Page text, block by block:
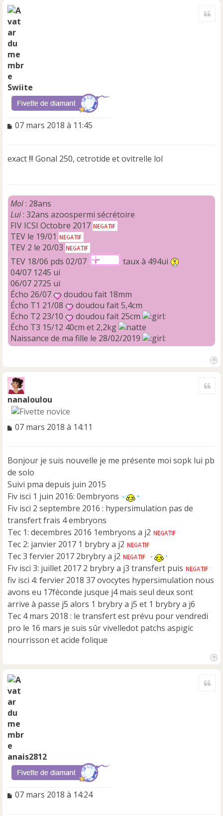
Swiite
M
a
o
n
l
u
07 mars 2018 à 11:45
exact !!! Gonal 250, cetrotide et ovitrelle lol
Moi: 28ans
Lui: 32ans azoospermi sécrétoire
FIV ICSI Octobre 2017
TEV le 19/01
TEV 2 le 20/03
TEV 18/06 pds 02/07
taux à 494ui
04/07 1245 ui
06/07 2725 ui
Écho 26/07
doudou fait 18mm
Écho T1 21/08
doudou fait 5,4cm
Écho T2 23/10
doudou fait 25cm
Écho T3 15/12 40cm et 2,2kg
Naissance de ma fille le 28/02/2019
nanaloulou
M
a
g
e
n
o
n
l
u
07 mars 2018 à 14:11
Bonjour je suis nouvelle je me présente moi sopk lui pb
de solo
Suivi pma depuis juin 2015
Fiv isci 1 juin 2016: 0embryons
Fiv isci 2 septembre 2016 : hypersimulation pas de
transfert frais 4 embryons
Tec 1: decembres 2016 1embryons a j2
Tec 2: janvier 2017 1 brybry a j2
Tec 3 fervier 2017 2brybry a j2
Fiv isci 3: juillet 2017 2 brybry a j3 transfert puis
fiv isci 4: fervier 2018 37 ovocytes hypersimulation nous
avons eu 17féconde jusque j4 mais seul deux sont
arrive à passe j5 alors 1 brybry a j5 et 1 brybry a j6
Tec 4 mars 2018 : le transfert est prévu pour vendredi
pro le 16 mars je suis sûr vivelledot patchs aspigic
nourrisson et acide folique
anais2812
M
07 mars 2018 à 14:24